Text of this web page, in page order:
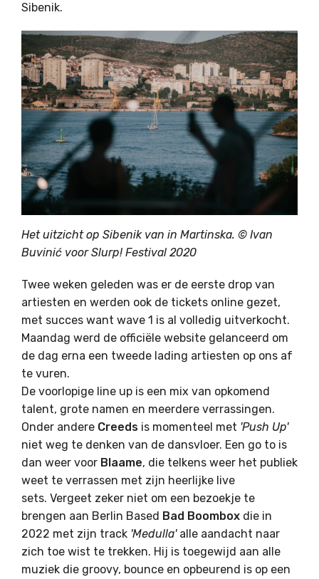
Sibenik.
Het uitzicht op Sibenik van in Martinska. © Ivan
Buvinić voor Slurp! Festival 2020
Twee weken geleden was er de eerste drop van
artiesten en werden ook de tickets online gezet,
met succes want wave 1 is al volledig uitverkocht.
Maandag werd de officiële website gelanceerd om
de dag erna een tweede lading artiesten op ons af
te vuren.
De voorlopige line up is een mix van opkomend
talent, grote namen en meerdere verrassingen.
Onder andere Creeds is momenteel met 'Push Up'
niet weg te denken van de dansvloer. Een go to is
dan weer voor Blaame, die telkens weer het publiek
weet te verrassen met zijn heerlijke live
sets. Vergeet zeker niet om een bezoekje te
brengen aan Berlin Based Bad Boombox die in
2022 met zijn track 'Medulla'alle aandacht naar
zich toe wist te trekken. Hij is toegewijd aan alle
muziek die groovy, bounce en opbeurend is op een